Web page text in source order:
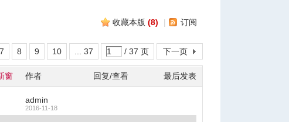
收藏本版 (8) | 订阅
7 8 9 10 ... 37 / 37 页 下一页
窗 作者 回复/查看 最后发表
admin
2016-11-18